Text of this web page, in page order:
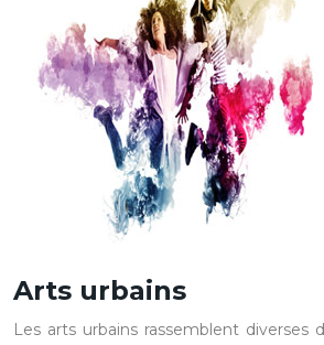
Arts urbains
Les arts urbains rassemblent diverses